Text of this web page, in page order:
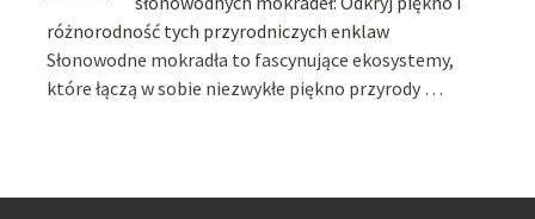
różnorodność tych przyrodniczych enklaw
Słonowodne mokradła to fascynujące ekosystemy,
które łączą w sobie niezwykłe piękno przyrody …